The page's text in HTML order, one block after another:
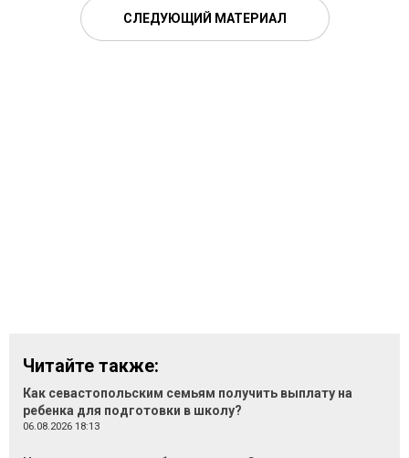
СЛЕДУЮЩИЙ МАТЕРИАЛ
Читайте также:
Как севастопольским семьям получить выплату на
ребенка для подготовки в школу?
06.08.2026 18:13